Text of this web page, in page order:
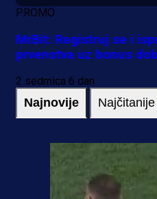
PROMO
MrBit: Registruj se i
prvenstva uz bonus
2 sedmica 6 dan
Najnovije Najčitanije